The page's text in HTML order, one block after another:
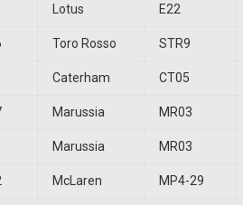
Lotus E22
Toro Rosso STR9
Caterham CT05
Marussia MR03
Marussia MR03
McLaren MP4-29